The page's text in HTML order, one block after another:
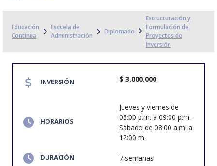
Educación
Continua
Escuela de
Administración
Diplomado
Estructuración y
Formulación de
Proyectos de
Inversión
INVERSIÓN $ 3.000.000
HORARIOS
Jueves y viernes de
06:00 p.m. a 09:00 p.m.
Sábado de 08:00 a.m. a
12:00 m.
DURACIÓN 7 semanas